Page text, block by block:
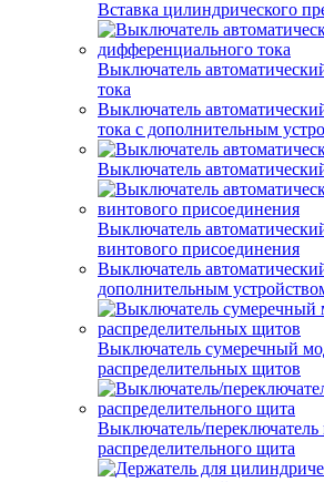
Вставка цилиндрического
Выключатель
тока
Выключатель
тока с дополнительным
Выключатель
Выключатель
винтового присоединения
Выключатель
дополнительным
Выключатель сумеречный
распределительных щитов
Выключатель/
распределительного щита